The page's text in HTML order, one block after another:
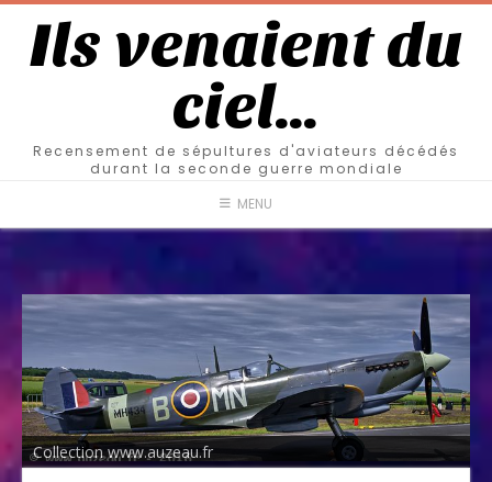
Ils venaient du
ciel…
Recensement de sépultures d'aviateurs décédés
durant la seconde guerre mondiale
MENU
Collection www.auzeau.fr